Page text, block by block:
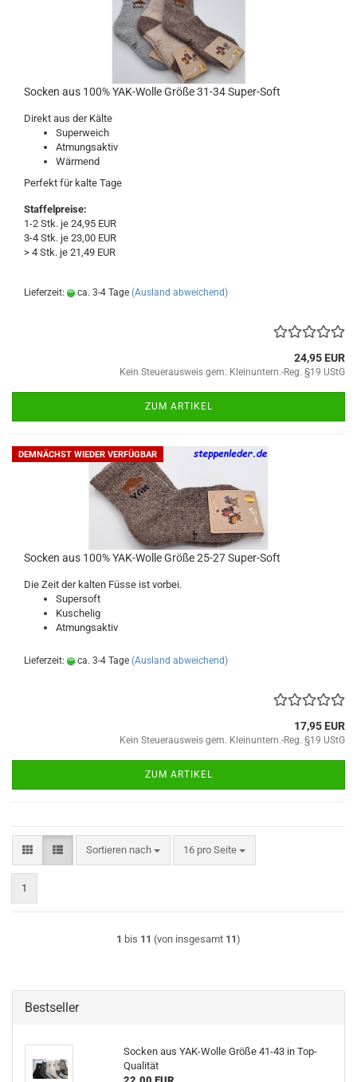
Socken aus 100% YAK-Wolle Größe 31-34 Super-Soft
Direkt aus der Kälte
Superweich
Atmungsaktiv
Wärmend
Perfekt für kalte Tage
Staffelpreise:
1-2 Stk. je 24,95 EUR
3-4 Stk. je 23,00 EUR
> 4 Stk. je 21,49 EUR
Lieferzeit: ca. 3-4 Tage (Ausland abweichend)
24,95 EUR
Kein Steuerausweis gem. Kleinuntern.-Reg. §19 UStG
ZUM ARTIKEL
DEMNÄCHST WIEDER VERFÜGBAR
Socken aus 100% YAK-Wolle Größe 25-27 Super-Soft
Die Zeit der kalten Füsse ist vorbei.
Supersoft
Kuschelig
Atmungsaktiv
Lieferzeit: ca. 3-4 Tage (Ausland abweichend)
17,95 EUR
Kein Steuerausweis gem. Kleinuntern.-Reg. §19 UStG
ZUM ARTIKEL
Sortieren nach
Sortieren nach 16 pro Seite
pro Seite
1
1 bis 11 (von insgesamt 11)
Bestseller
Socken aus YAK-Wolle Größe 41-43 in Top-
Qualität